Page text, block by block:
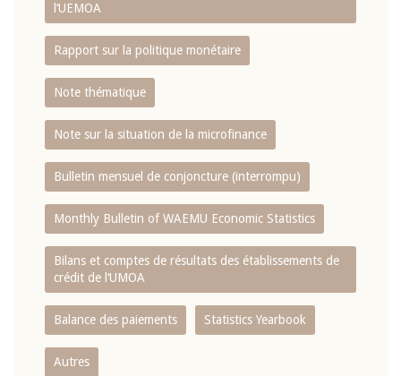
l‘UEMOA
Rapport sur la politique monétaire
Note thématique
Note sur la situation de la microfinance
Bulletin mensuel de conjoncture (interrompu)
Monthly Bulletin of WAEMU Economic Statistics
Bilans et comptes de résultats des établissements de
crédit de l‘UMOA
Balance des paiements Statistics Yearbook
Autres